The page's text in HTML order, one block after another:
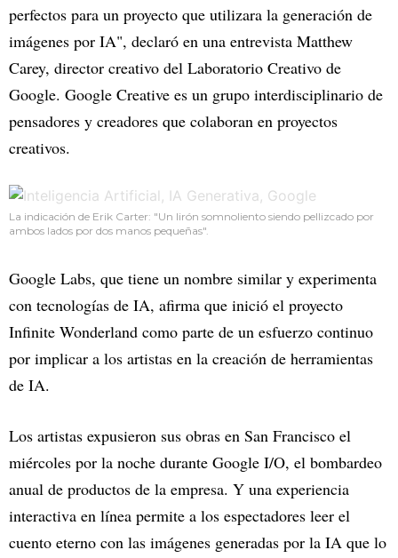
perfectos para un proyecto que utilizara la generación de
imágenes por IA", declaró en una entrevista Matthew
Carey, director creativo del Laboratorio Creativo de
Google. Google Creative es un grupo interdisciplinario de
pensadores y creadores que colaboran en proyectos
creativos.
La indicación de Erik Carter: "Un lirón somnoliento siendo pellizcado por
ambos lados por dos manos pequeñas".
Google Labs, que tiene un nombre similar y experimenta
con tecnologías de IA, afirma que inició el proyecto
Infinite Wonderland como parte de un esfuerzo continuo
por implicar a los artistas en la creación de herramientas
de IA.
Los artistas expusieron sus obras en San Francisco el
miércoles por la noche durante Google I/O, el bombardeo
anual de productos de la empresa. Y una experiencia
interactiva en línea permite a los espectadores leer el
cuento eterno con las imágenes generadas por la IA que lo